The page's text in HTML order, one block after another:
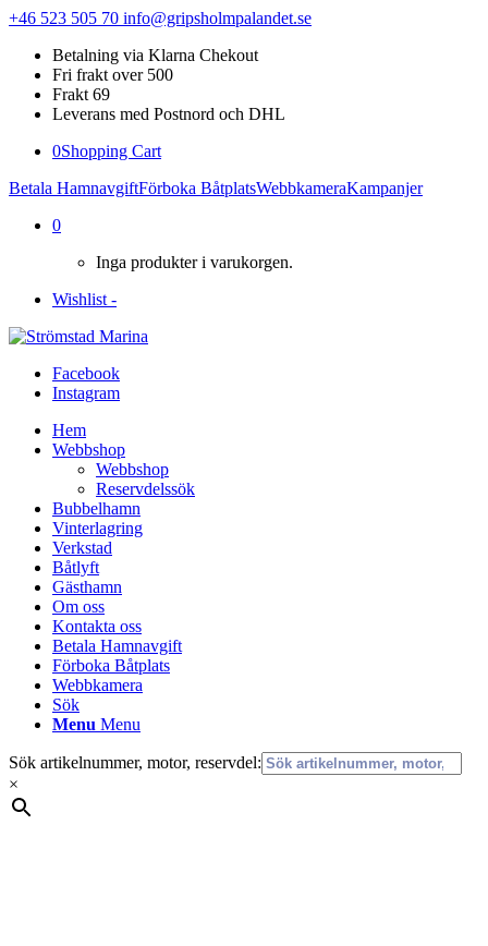
+46 523 505 70 info@gripsholmpalandet.se
Betalning via Klarna Chekout
Fri frakt over 500
Frakt 69
Leverans med Postnord och DHL
0Shopping Cart
Betala HamnavgiftFörboka BåtplatsWebbkameraKampanjer
0
Inga produkter i varukorgen.
Wishlist -
Facebook
Instagram
Hem
Webbshop
Webbshop
Reservdelssök
Bubbelhamn
Vinterlagring
Verkstad
Båtlyft
Gästhamn
Om oss
Kontakta oss
Betala Hamnavgift
Förboka Båtplats
Webbkamera
Sök
Menu Menu
Sök artikelnummer, motor, reservdel:
×